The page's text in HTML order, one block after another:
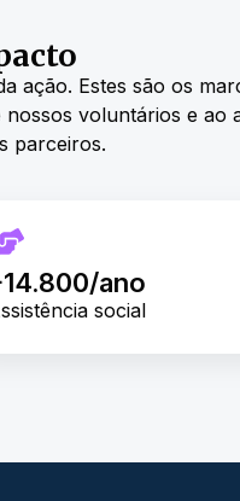
ação. Estes são os
voluntários e ao
parceiros.
ano
social